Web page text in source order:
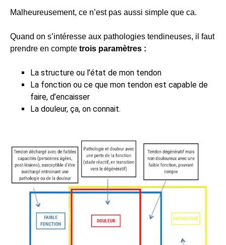
Malheureusement, ce n’est pas aussi simple que ca.
Quand on s’intéresse aux pathologies tendineuses, il faut
prendre en compte trois paramètres :
La structure ou l’état de mon tendon
La fonction ou ce que mon tendon est capable de
faire, d’encaisser
La douleur, ça, on connait.